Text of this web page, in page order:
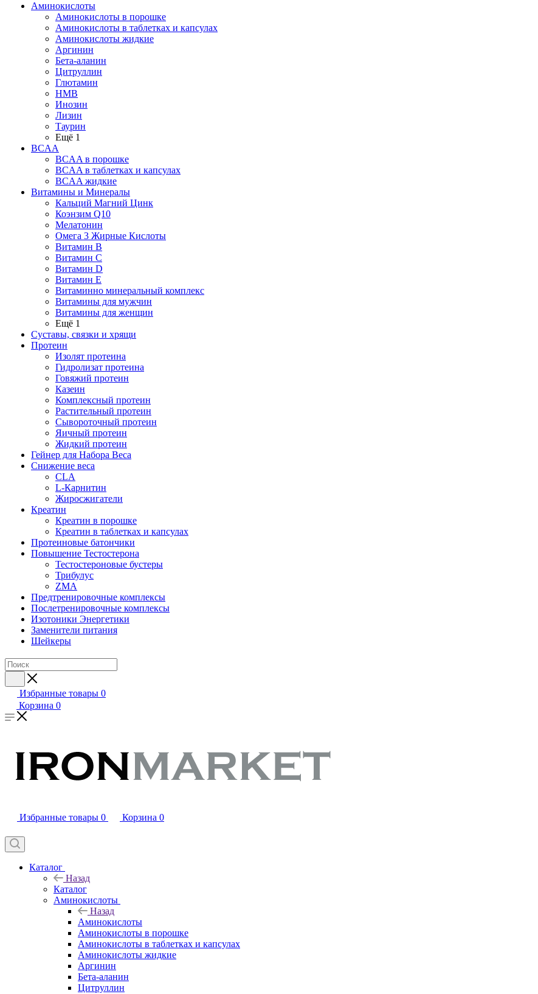
Аминокислоты
Аминокислоты в порошке
Аминокислоты в таблетках и капсулах
Аминокислоты жидкие
Аргинин
Бета-аланин
Цитруллин
Глютамин
HMB
Инозин
Лизин
Таурин
Ещё 1
BCAA
BCAA в порошке
BCAA в таблетках и капсулах
BCAA жидкие
Витамины и Минералы
Кальций Магний Цинк
Коэнзим Q10
Мелатонин
Омега 3 Жирные Кислоты
Витамин B
Витамин C
Витамин D
Витамин E
Витаминно минеральный комплекс
Витамины для мужчин
Витамины для женщин
Ещё 1
Суставы, связки и хрящи
Протеин
Изолят протеина
Гидролизат протеина
Говяжий протеин
Казеин
Комплексный протеин
Растительный протеин
Сывороточный протеин
Яичный протеин
Жидкий протеин
Гейнер для Набора Веса
Снижение веса
CLA
L-Карнитин
Жиросжигатели
Креатин
Креатин в порошке
Креатин в таблетках и капсулах
Протеиновые батончики
Повышение Тестостерона
Тестостероновые бустеры
Трибулус
ZMA
Предтренировочные комплексы
Послетренировочные комплексы
Изотоники Энергетики
Заменители питания
Шейкеры
Избранные товары 0
Корзина 0
Избранные товары 0 Корзина 0
Каталог
Назад
Каталог
Аминокислоты
Назад
Аминокислоты
Аминокислоты в порошке
Аминокислоты в таблетках и капсулах
Аминокислоты жидкие
Аргинин
Бета-аланин
Цитруллин